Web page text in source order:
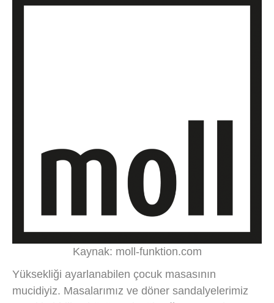
Kaynak: moll-funktion.com
Yüksekliği ayarlanabilen çocuk masasının
mucidiyiz. Masalarımız ve döner sandalyelerimiz